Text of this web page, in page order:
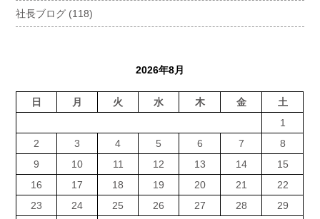
社長ブログ (118)
2026年8月
日 月 火 水 木 金 土
1
2
3 4 5 6 7
8
9
10 11 12 13 14
15
16
17 18 19 20 21
22
23
24 25 26 27 28
29